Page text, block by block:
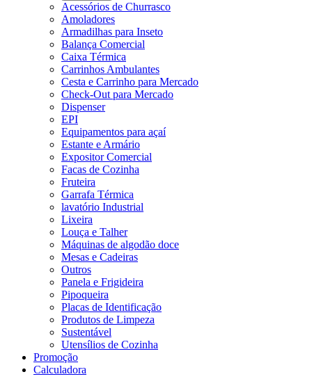
Acessórios de Churrasco
Amoladores
Armadilhas para Inseto
Balança Comercial
Caixa Térmica
Carrinhos Ambulantes
Cesta e Carrinho para Mercado
Check-Out para Mercado
Dispenser
EPI
Equipamentos para açaí
Estante e Armário
Expositor Comercial
Facas de Cozinha
Fruteira
Garrafa Térmica
lavatório Industrial
Lixeira
Louça e Talher
Máquinas de algodão doce
Mesas e Cadeiras
Outros
Panela e Frigideira
Pipoqueira
Placas de Identificação
Produtos de Limpeza
Sustentável
Utensílios de Cozinha
Promoção
Calculadora